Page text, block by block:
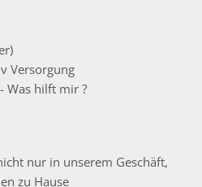
Versorgung
Was hilft mir ?
nur in unserem Geschäft,
zu Hause